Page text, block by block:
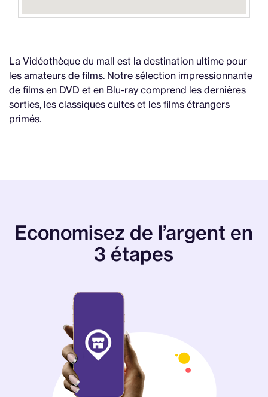
La Vidéothèque du mall est la destination ultime pour
les amateurs de films. Notre sélection impressionnante
de films en DVD et en Blu-ray comprend les dernières
sorties, les classiques cultes et les films étrangers
primés.
Economisez de l’argent en
3 étapes